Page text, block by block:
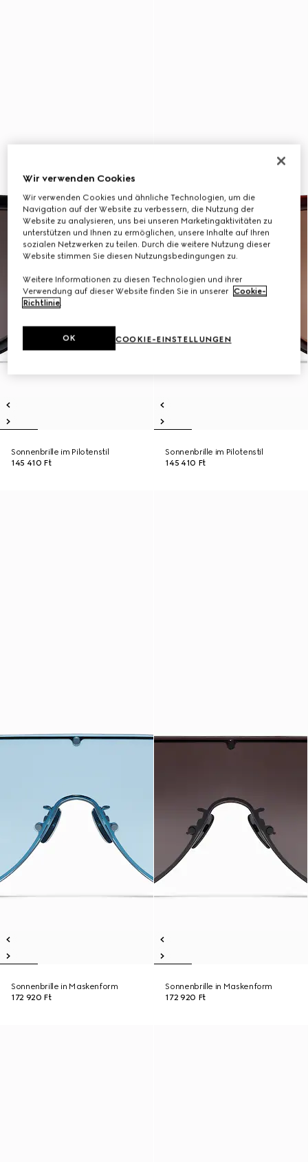
Sonnenbrille im Pilotenstil
145 410 Ft
Sonnenbrille im Pilotenstil
145 410 Ft
Sonnenbrille in Maskenform
172 920 Ft
Sonnenbrille in Maskenform
172 920 Ft
Wir verwenden Cookies
Wir verwenden Cookies und ähnliche Technologien, um die
Navigation auf der Website zu verbessern, die Nutzung der
Website zu analysieren, uns bei unseren Marketingaktivitäten zu
unterstützen und Ihnen zu ermöglichen, unsere Inhalte auf Ihren
sozialen Netzwerken zu teilen. Durch die weitere Nutzung dieser
Website stimmen Sie diesen Nutzungsbedingungen zu.
Weitere Informationen zu diesen Technologien und ihrer
Verwendung auf dieser Website finden Sie in unserer Cookie-
Richtlinie.
COOKIE-EINSTELLUNGEN
OK